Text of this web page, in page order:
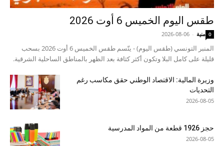
طقس اليوم الخميس 6 أوت 2026
منية -
2026-08-06 0
المنبر التونسي (طقس اليوم) - يتّسم طقس الخميس 6 أوت 2026 بسحب
قليلة على كامل البلا وتكون أكثر كثافة بعد الظهر بالمناطق الساحلية الشرقية.
وزيرة المالية: الاقتصاد الوطني حقق مكاسب رغم
التحديات
2026-08-05
حجز 1926 قطعة من المواد المدرسية
2026-08-05